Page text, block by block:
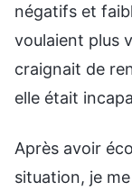
négatifs et
voulaient plus
craignait de
elle était
Après avoir
situation, je